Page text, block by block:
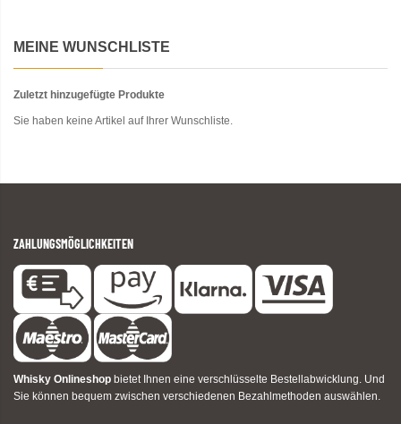
MEINE WUNSCHLISTE
Zuletzt hinzugefügte Produkte
Sie haben keine Artikel auf Ihrer Wunschliste.
ZAHLUNGSMÖGLICHKEITEN
Whisky Onlineshop bietet Ihnen eine verschlüsselte Bestellabwicklung. Und
Sie können bequem zwischen verschiedenen Bezahlmethoden auswählen.